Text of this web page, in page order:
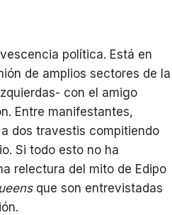
política. Está en
de amplios sectores de la
con el amigo
Entre manifestantes,
dos travestis compitiendo
Si todo esto no ha
relectura del mito de Edipo
que son entrevistadas